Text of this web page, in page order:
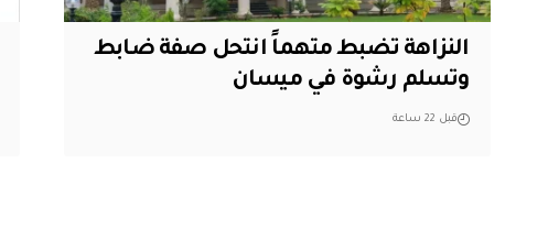
النزاهة تضبط متهماً انتحل صفة ضابط
وتسلم رشوة في ميسان
قبل 22 ساعة